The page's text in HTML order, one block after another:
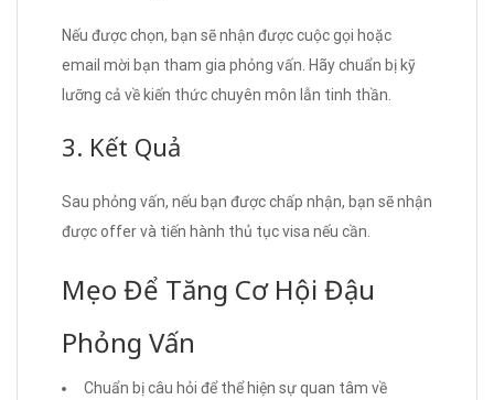
Nếu được chọn, bạn sẽ nhận được cuộc gọi hoặc
email mời bạn tham gia phỏng vấn. Hãy chuẩn bị kỹ
lưỡng cả về kiến thức chuyên môn lẫn tinh thần.
3. Kết Quả
Sau phỏng vấn, nếu bạn được chấp nhận, bạn sẽ nhận
được offer và tiến hành thủ tục visa nếu cần.
Mẹo Để Tăng Cơ Hội Đậu
Phỏng Vấn
Chuẩn bị câu hỏi để thể hiện sự quan tâm về